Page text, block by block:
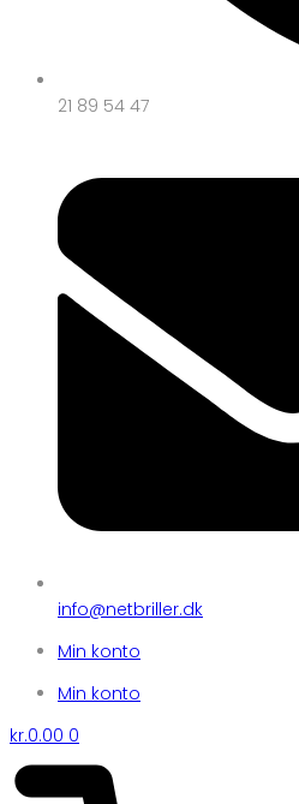
21 89 54 47
info@netbriller.dk
Min konto
Min konto
kr.0.00 0